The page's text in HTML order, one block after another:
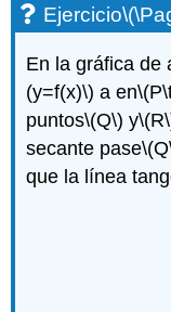
Ejercicio
En la gráfica de
(y=f(x)\) a en
puntos\(Q\) y
secante pase
que la línea